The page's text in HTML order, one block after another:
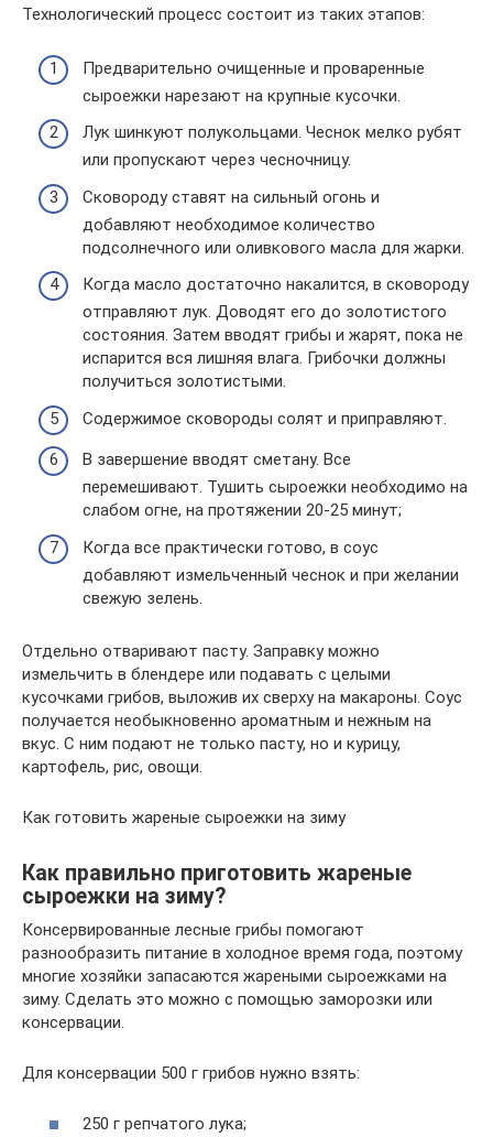
Технологический процесс состоит из таких этапов:
Предварительно очищенные и проваренные
сыроежки нарезают на крупные кусочки.
Лук шинкуют полукольцами. Чеснок мелко рубят
или пропускают через чесночницу.
Сковороду ставят на сильный огонь и
добавляют необходимое количество
подсолнечного или оливкового масла для жарки.
Когда масло достаточно накалится, в сковороду
отправляют лук. Доводят его до золотистого
состояния. Затем вводят грибы и жарят, пока не
испарится вся лишняя влага. Грибочки должны
получиться золотистыми.
Содержимое сковороды солят и приправляют.
В завершение вводят сметану. Все
перемешивают. Тушить сыроежки необходимо на
слабом огне, на протяжении 20-25 минут;
Когда все практически готово, в соус
добавляют измельченный чеснок и при желании
свежую зелень.
Отдельно отваривают пасту. Заправку можно
измельчить в блендере или подавать с целыми
кусочками грибов, выложив их сверху на макароны. Соус
получается необыкновенно ароматным и нежным на
вкус. С ним подают не только пасту, но и курицу,
картофель, рис, овощи.
Как готовить жареные сыроежки на зиму
Как правильно приготовить жареные
сыроежки на зиму?
Консервированные лесные грибы помогают
разнообразить питание в холодное время года, поэтому
многие хозяйки запасаются жареными сыроежками на
зиму. Сделать это можно с помощью заморозки или
консервации.
Для консервации 500 г грибов нужно взять:
250 г репчатого лука;